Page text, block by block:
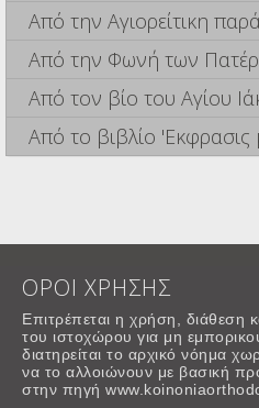
Από την Αγιορείτικη
Από την Φωνή των
Από τον βίο του Αγίου
Από το βιβλίο 'Εκφρασις
ΟΡΟΙ ΧΡΗΣΗΣ
Επιτρέπεται η χρήση, διάθεση
του ιστοχώρου για μη
διατηρείται το αρχικό νόημα
να το αλλοιώνουν με βασική
στην πηγή